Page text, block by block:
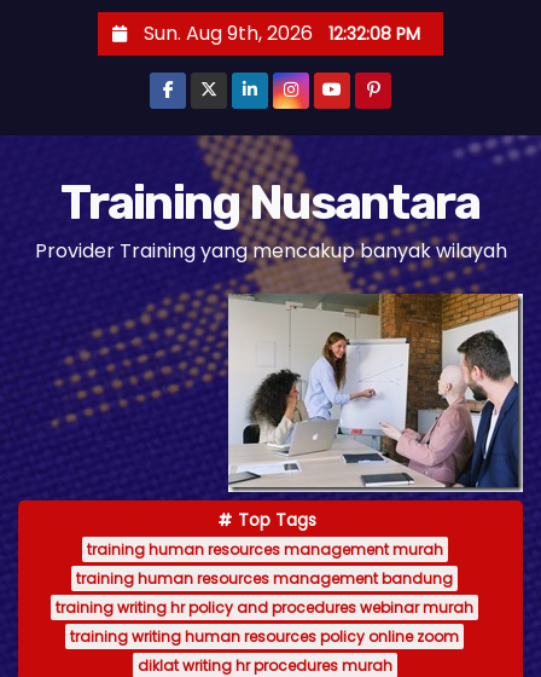
t
Sun. Aug 9th, 2026 12:32:09 PM
Training Nusantara
Provider Training yang mencakup banyak wilayah
Top Tags
training human resources management murah
training human resources management bandung
training writing hr policy and procedures webinar murah
training writing human resources policy online zoom
diklat writing hr procedures murah